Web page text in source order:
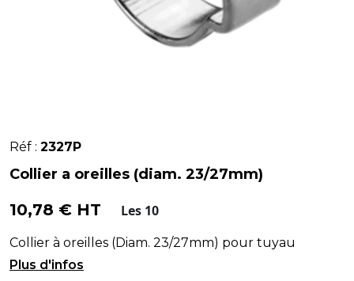
Réf : 2327P
Collier a oreilles (diam. 23/27mm)
10,78 € HT Les 10
Collier à oreilles (Diam. 23/27mm) pour tuyau
100062.